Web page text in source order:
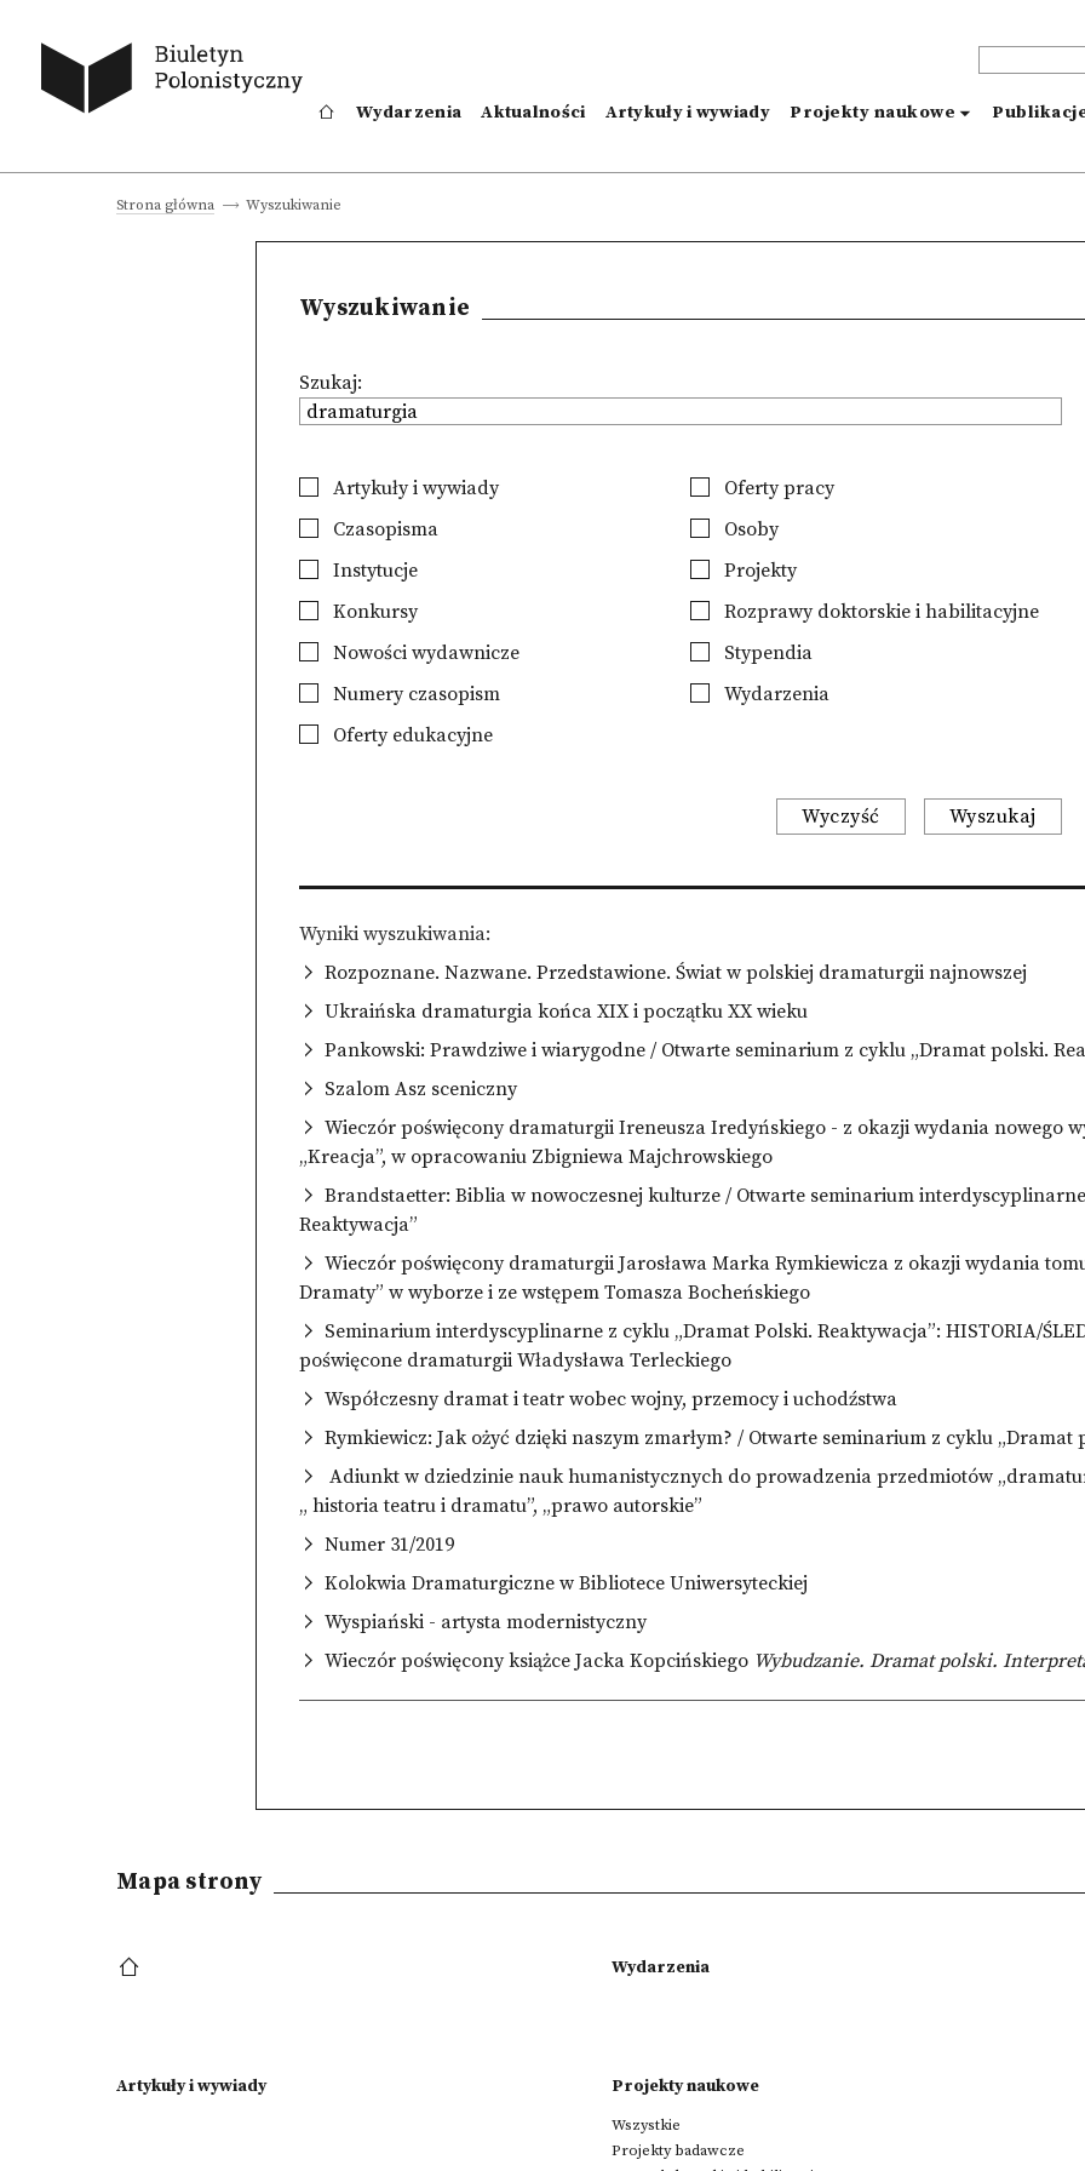
Wydarzenia Aktualności Artykuły i wywiady Projekty naukowe
Strona główna Wyszukiwanie
Wyszukiwanie
Szukaj:
Artykuły i wywiady
Czasopisma
Instytucje
Konkursy
Nowości wydawnicze
Numery czasopism
Oferty edukacyjne
Oferty pracy
Osoby
Projekty
Rozprawy doktorskie i habilitacyjne
Stypendia
Wydarzenia
Wyczyść Wyszukaj
Wyniki wyszukiwania
Rozpoznane. Nazwane. Przedstawione. Świat w polskiej dramaturgii najnowszej
Ukraińska dramaturgia końca XIX i początku XX wieku
Pankowski: Prawdziwe i wiarygodne / Otwarte seminarium z cyklu „Dramat polski.
Szalom Asz sceniczny
Wieczór poświęcony dramaturgii Ireneusza Iredyńskiego - z okazji wydania nowego
„Kreacja”, w opracowaniu Zbigniewa Majchrowskiego
Brandstaetter: Biblia w nowoczesnej kulturze / Otwarte seminarium
Reaktywacja”
Wieczór poświęcony dramaturgii Jarosława Marka Rymkiewicza z okazji wydania
Dramaty” w wyborze i ze wstępem Tomasza Bocheńskiego
Seminarium interdyscyplinarne z cyklu „Dramat Polski. Reaktywacja”: HISTORIA/
poświęcone dramaturgii Władysława Terleckiego
Współczesny dramat i teatr wobec wojny, przemocy i uchodźstwa
Rymkiewicz: Jak ożyć dzięki naszym zmarłym? / Otwarte seminarium z cyklu „Dramat
Adiunkt w dziedzinie nauk humanistycznych do prowadzenia przedmiotów
„ historia teatru i dramatu”, „prawo autorskie”
Numer 31/2019
Kolokwia Dramaturgiczne w Bibliotece Uniwersyteckiej
Wyspiański - artysta modernistyczny
Wieczór poświęcony książce Jacka Kopcińskiego Wybudzanie. Dramat polski.
Mapa strony
Wydarzenia
Artykuły i wywiady Projekty naukowe
Wszystkie
Projekty badawcze